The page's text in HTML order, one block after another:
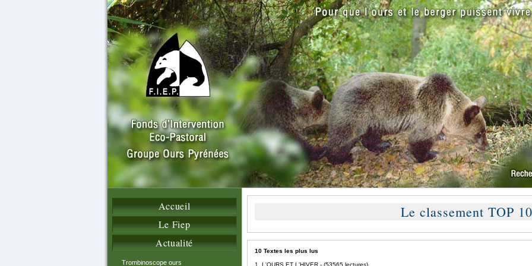
Accueil
Le Fiep
Actualité
Trombinoscope ours
Le classement TOP 10
10 Textes les plus lus
1. L'OURS ET L'HIVER- (53565 lectures)